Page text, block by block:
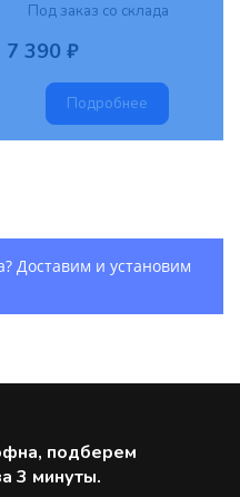
Под заказ со склада
7 390 ₽
Подробнее
Доставим и установим
подберем
3 минуты.